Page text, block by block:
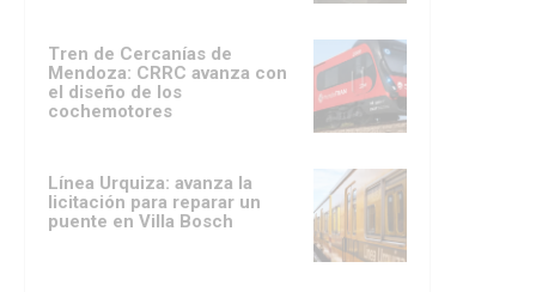
Tren de Cercanías de
Mendoza: CRRC avanza con
el diseño de los
cochemotores
Línea Urquiza: avanza la
licitación para reparar un
puente en Villa Bosch